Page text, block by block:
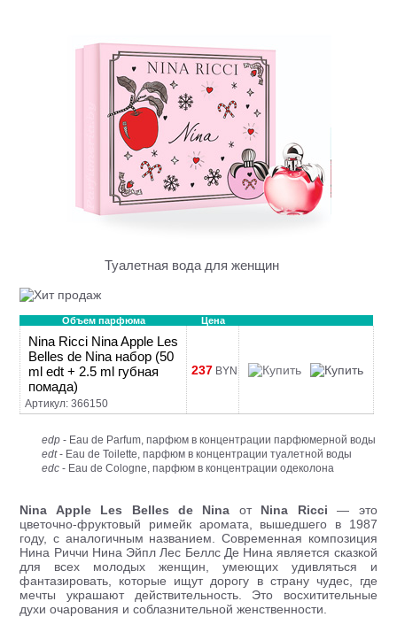
Туалетная вода для женщин
Объем парфюма Цена
Nina Ricci Nina Apple Les
Belles de Nina набор (50
ml edt + 2.5 ml губная
помада)
Артикул: 366150
237 BYN
edp - Eau de Parfum, парфюм в концентрации парфюмерной воды
edt- Eau de Toilette, парфюм в концентрации туалетной воды
edc - Eau de Cologne, парфюм в концентрации одеколона
Nina Apple Les Belles de Nina от Nina Ricci — это
цветочно-фруктовый римейк аромата, вышедшего в 1987
году, с аналогичным названием. Современная композиция
Нина Риччи Нина Эйпл Лес Беллс Де Нина является сказкой
для всех молодых женщин, умеющих удивляться и
фантазировать, которые ищут дорогу в страну чудес, где
мечты украшают действительность. Это восхитительные
духи очарования и соблазнительной женственности.